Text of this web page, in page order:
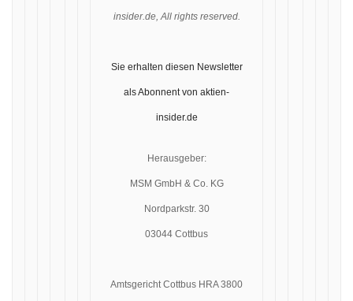
insider.de, All rights reserved.
Sie erhalten diesen Newsletter
als Abonnent von aktien-
insider.de
Herausgeber:
MSM GmbH & Co. KG
Nordparkstr. 30
03044 Cottbus
Amtsgericht Cottbus HRA 3800